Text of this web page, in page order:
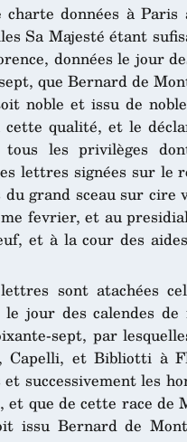
données à Paris
Sa Majesté étant
données le jour
que Bernard de
noble et issu de
qualité, et le
les privilèges
lettres signées sur le
grand sceau sur
fevrier, et au
et à la cour des
sont atachées
le jour des calendes
sept, par
et Bibliotti à
successivement les
que de cette race de
issu Bernard de